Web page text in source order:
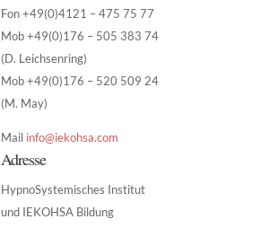
Fon +49(0)4121 – 475 75 77
Mob +49(0)176 – 505 383 74
(D. Leichsenring)
Mob +49(0)176 – 520 509 24
(M. May)
Mail info@iekohsa.com
Adresse
HypnoSystemisches Institut
und IEKOHSA Bildung